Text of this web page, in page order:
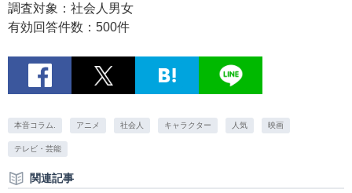
調査対象：社会人男女
有効回答件数：500件
本音コラム. アニメ 社会人 キャラクター 人気 映画
テレビ・芸能
関連記事